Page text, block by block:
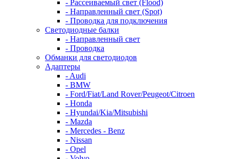
- Рассеиваемый свет (Flood)
- Направленный свет (Spot)
- Проводка для подключения
Светодиодные балки
- Направленный свет
- Проводка
Обманки для светодиодов
Адаптеры
- Audi
- BMW
- Ford/Fiat/Land Rover/Peugeot/Citroen
- Honda
- Hyundai/Kia/Mitsubishi
- Mazda
- Mercedes - Benz
- Nissan
- Opel